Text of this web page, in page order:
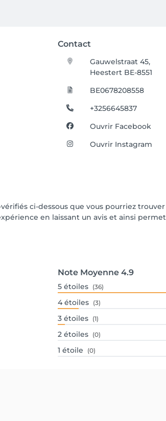
Contact
Gauwelstraat 45,
Heestert BE-8551
BE0678208558
+3256645837
Ouvrir Facebook
Ouvrir Instagram
ci-dessous que vous pourriez
en laissant un avis et ainsi
Note Moyenne 4.9
5 étoiles (36)
4 étoiles (3)
3 étoiles (1)
2 étoiles (0)
1 étoile (0)